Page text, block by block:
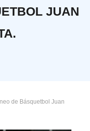
JUAN
de Básquetbol Juan